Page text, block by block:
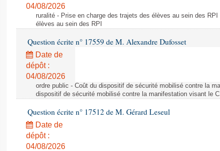
04/08/2026
ruralité - Prise en charge des trajets des élèves au sein des
élèves au sein des RPI
Question écrite n° 17559 de M. Alexandre Dufosset
Date de
dépôt :
04/08/2026
ordre public - Coût du dispositif de sécurité mobilisé contre la
dispositif de sécurité mobilisé contre la manifestation visant le
Question écrite n° 17512 de M. Gérard Leseul
Date de
dépôt :
04/08/2026